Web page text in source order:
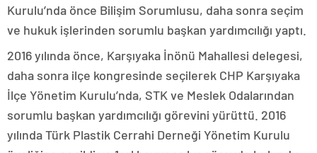
Kurulu’nda önce Bilişim Sorumlusu, daha sonra seçim
ve hukuk işlerinden sorumlu başkan yardımcılığı yaptı.
2016 yılında önce, Karşıyaka İnönü Mahallesi delegesi,
daha sonra ilçe kongresinde seçilerek CHP Karşıyaka
İlçe Yönetim Kurulu’nda, STK ve Meslek Odalarından
sorumlu başkan yardımcılığı görevini yürüttü. 2016
yılında Türk Plastik Cerrahi Derneği Yönetim Kurulu